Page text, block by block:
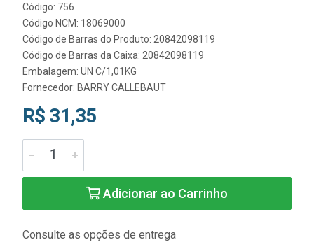
Código: 756
Código NCM: 18069000
Código de Barras do Produto: 20842098119
Código de Barras da Caixa: 20842098119
Embalagem: UN C/1,01KG
Fornecedor: BARRY CALLEBAUT
R$ 31,35
Adicionar ao Carrinho
Consulte as opções de entrega